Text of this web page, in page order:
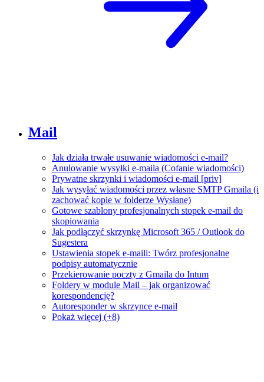
Mail
Jak działa trwałe usuwanie wiadomości e-mail?
Anulowanie wysyłki e-maila (Cofanie wiadomości)
Prywatne skrzynki i wiadomości e-mail [priv]
Jak wysyłać wiadomości przez własne SMTP Gmaila (i
zachować kopie w folderze Wysłane)
Gotowe szablony profesjonalnych stopek e-mail do
skopiowania
Jak podłączyć skrzynkę Microsoft 365 / Outlook do
Sugestera
Ustawienia stopek e-maili: Twórz profesjonalne
podpisy automatycznie
Przekierowanie poczty z Gmaila do Intum
Foldery w module Mail – jak organizować
korespondencję?
Autoresponder w skrzynce e-mail
Pokaż więcej (+8)